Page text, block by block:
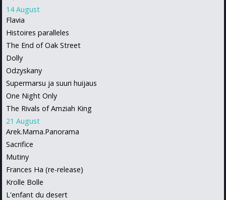
14 August
Flavia
Histoires paralleles
The End of Oak Street
Dolly
Odzyskany
Supermarsu ja suuri huijaus
One Night Only
The Rivals of Amziah King
21 August
Arek.Mama.Panorama
Sacrifice
Mutiny
Frances Ha (re-release)
Krolle Bolle
L'enfant du desert